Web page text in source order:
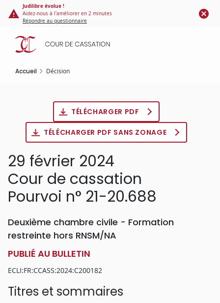
Panneau de gestion des cookies
contenu
principal
Judilibre évolue !
Aidez-nous à l'améliorer en 2 minutes
Répondre au questionnaire
Accueil Décision
TÉLÉCHARGER PDF
TÉLÉCHARGER PDF SANS ZONAGE
29 février 2024
Cour de cassation
Pourvoi n° 21-20.688
Deuxième chambre civile - Formation
restreinte hors RNSM/NA
PUBLIÉ AU BULLETIN
ECLI:FR:CCASS:2024:C200182
Titres et sommaires